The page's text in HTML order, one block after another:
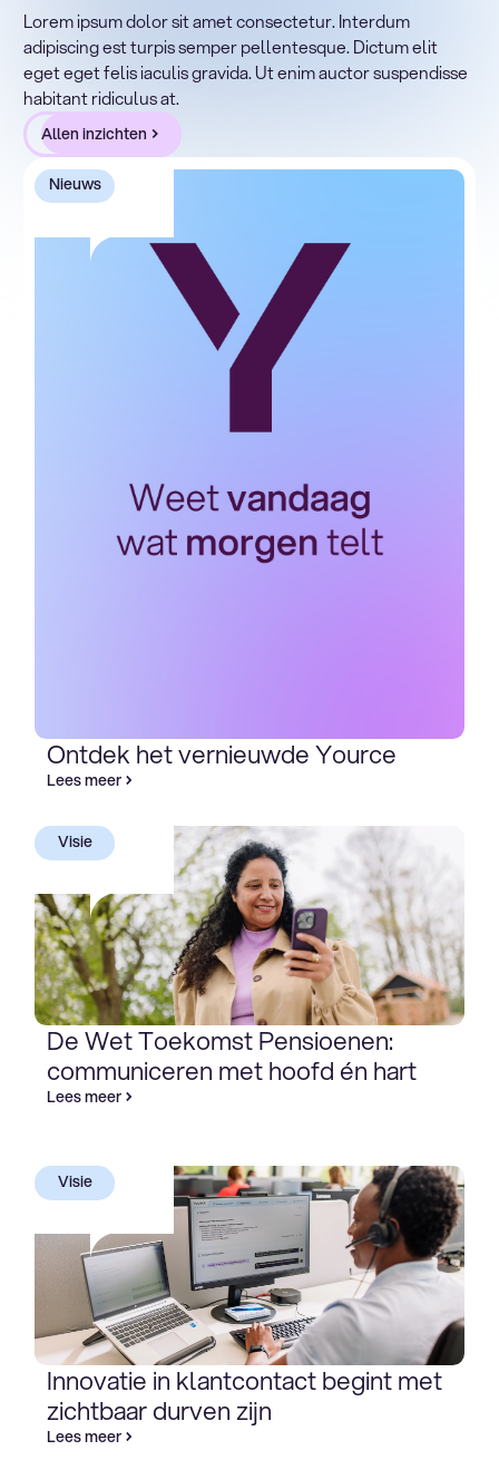
Suspendisse varius enim in eros elementum tristique.
Duis cursus, mi quis viverra ornare, eros dolor interdum
nulla, ut commodo diam libero vitae erat. Aenean
faucibus nibh et justo cursus id rutrum lorem imperdiet.
Nunc ut sem vitae risus tristique posuere.
Lorem ipsum dolor sit amet consectetur. Interdum
adipiscing est turpis semper pellentesque. Dictum elit
eget eget felis iaculis gravida. Ut enim auctor suspendisse
habitant ridiculus at.
Allen inzichten
Nieuws
Ontdek het vernieuwde Yource
Lees meer
Visie
De Wet Toekomst Pensioenen:
communiceren met hoofd én hart
Lees meer
Visie
Innovatie in klantcontact begint met
zichtbaar durven zijn
Lees meer